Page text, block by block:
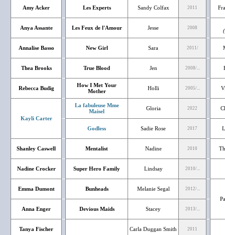
Amy Acker Les Experts Sandy Colfax 2011
Anya Assante Les Feux de l'Amour Jesse 2008
Annalise Basso New Girl Sara 2011/
Thea Brooks True Blood Jen 2008/...
Rebecca Budig
How I Met Your
Mother
Holli 2005/...
Kayli Carter
La fabuleuse Mme
Maisel
Gloria 2022
Godless Sadie Rose 2017
Shanley Caswell Mentalist Nadine 2010
Nadine Crocker Super Hero Family Lindsay 2010/...
Emma Dumont Bunheads Melanie Segal 2012/...
Anna Enger
Devious Maids Stacey 2013/...
Tanya Fischer
Carla Duggan Smith 2011